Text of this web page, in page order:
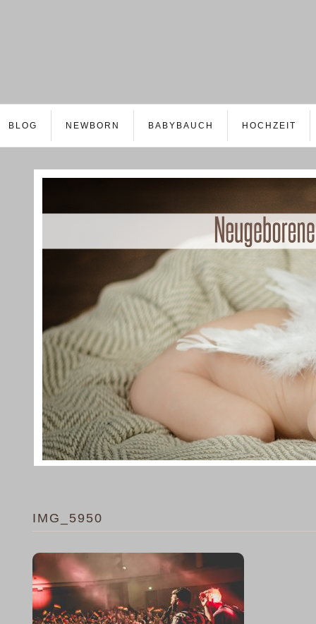
BLOG NEWBORN BABYBAUCH HOCHZEIT
IMG_5950